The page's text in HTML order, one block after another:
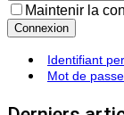
Maintenir la
Connexion
Identifiant
Mot de